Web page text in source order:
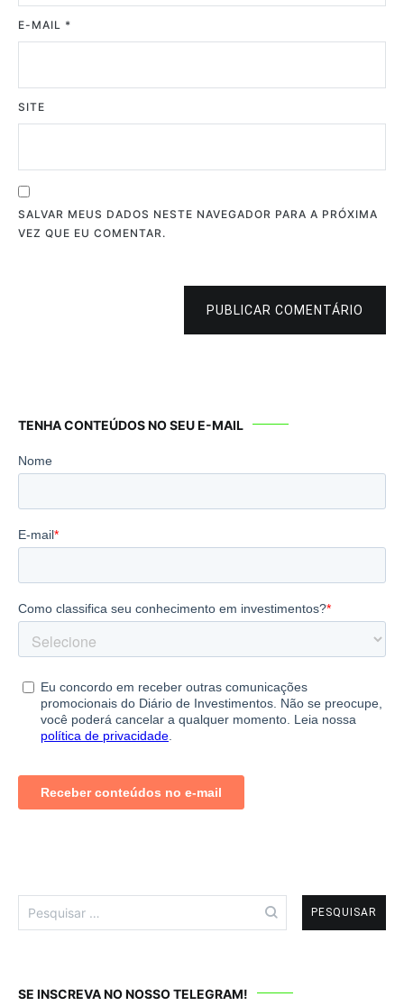
E-MAIL *
SITE
SALVAR MEUS DADOS NESTE NAVEGADOR PARA A PRÓXIMA
VEZ QUE EU COMENTAR.
PUBLICAR COMENTÁRIO
TENHA CONTEÚDOS NO SEU E-MAIL
por:
SE INSCREVA NO NOSSO TELEGRAM!